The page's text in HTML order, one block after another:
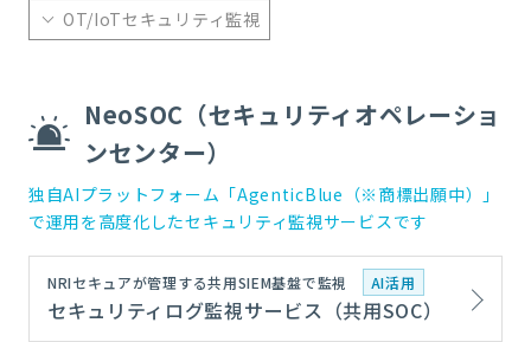
OT/IoTセキュリティ監視
NeoSOC（セキュリティオペレーショ
ンセンター）
独自AIプラットフォーム「AgenticBlue（※商標出願中）」
で運用を高度化したセキュリティ監視サービスです
NRIセキュアが管理する共用SIEM基盤で監視 AI活用
セキュリティログ監視サービス（共用SOC）